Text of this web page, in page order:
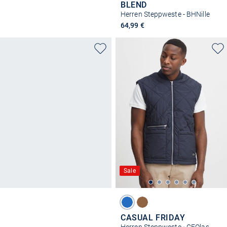
BLEND
Herren Steppweste - BHNille
64,99 €
Sale
CASUAL FRIDAY